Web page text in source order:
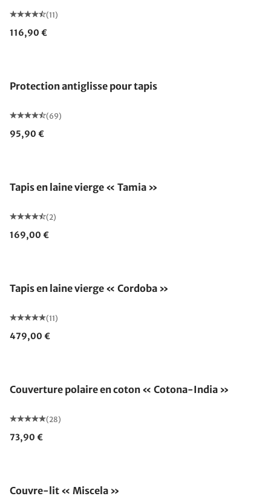
(11)
116,90 €
Protection antiglisse pour tapis
(69)
95,90 €
Tapis en laine vierge « Tamia »
(2)
169,00 €
Tapis en laine vierge « Cordoba »
(11)
479,00 €
Couverture polaire en coton « Cotona-India »
(28)
73,90 €
Couvre-lit « Miscela »